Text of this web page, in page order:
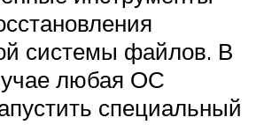
системы файлов. В
любая ОС
специальный